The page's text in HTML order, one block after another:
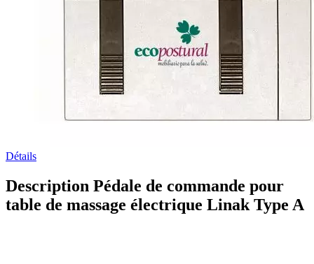
Détails
Description Pédale de commande pour
table de massage électrique Linak Type A